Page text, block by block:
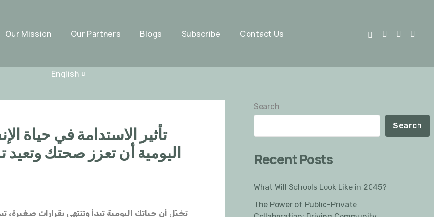
Our Mission Our Partners Blogs Subscribe Contact Us
English
تأثير الاستدامة في حياة
اليومية أن تعزز صحتك
تخيّل أن حياتك اليومية تبدأ وتنتهي بقرارات صغيرة،
Search
Search
Recent Posts
What Will Schools Look Like in 2045?
The Power of Public-Private